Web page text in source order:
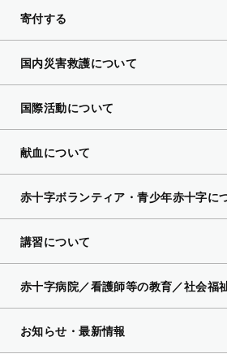
寄付する
国内災害救護について
国際活動について
献血について
赤十字ボランティア・青少年赤十字に
講習について
赤十字病院／看護師等の教育／社会福
お知らせ・最新情報